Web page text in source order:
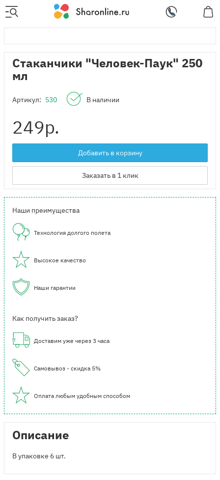
Стаканчики "Человек-Паук" 250
мл
Артикул: 530 В наличии
249р.
Добавить в корзину
Заказать в 1 клик
Наши преимущества
Технология долгого полета
Высокое качество
Наши гарантии
Как получить заказ?
Доставим уже через 3 часа
Самовывоз - скидка 5%
Оплата любым удобным способом
Описание
В упаковке 6 шт.